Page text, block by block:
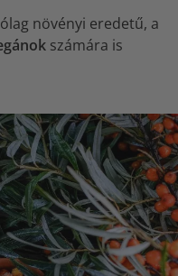
növényi eredetű, a
számára is